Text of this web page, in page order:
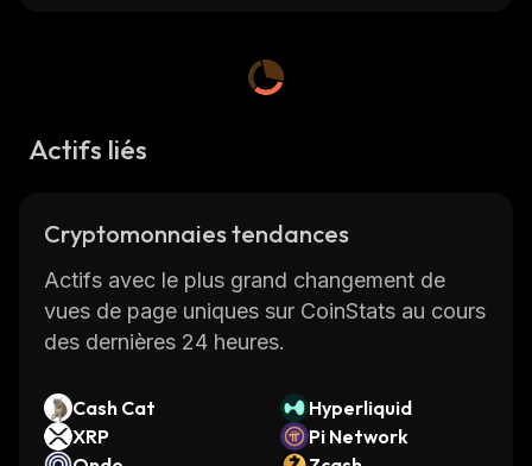
Actifs liés
Cryptomonnaies tendances
Actifs avec le plus grand changement de
vues de page uniques sur CoinStats au cours
des dernières 24 heures.
Cash Cat
Hyperliquid
XRP
Pi Network